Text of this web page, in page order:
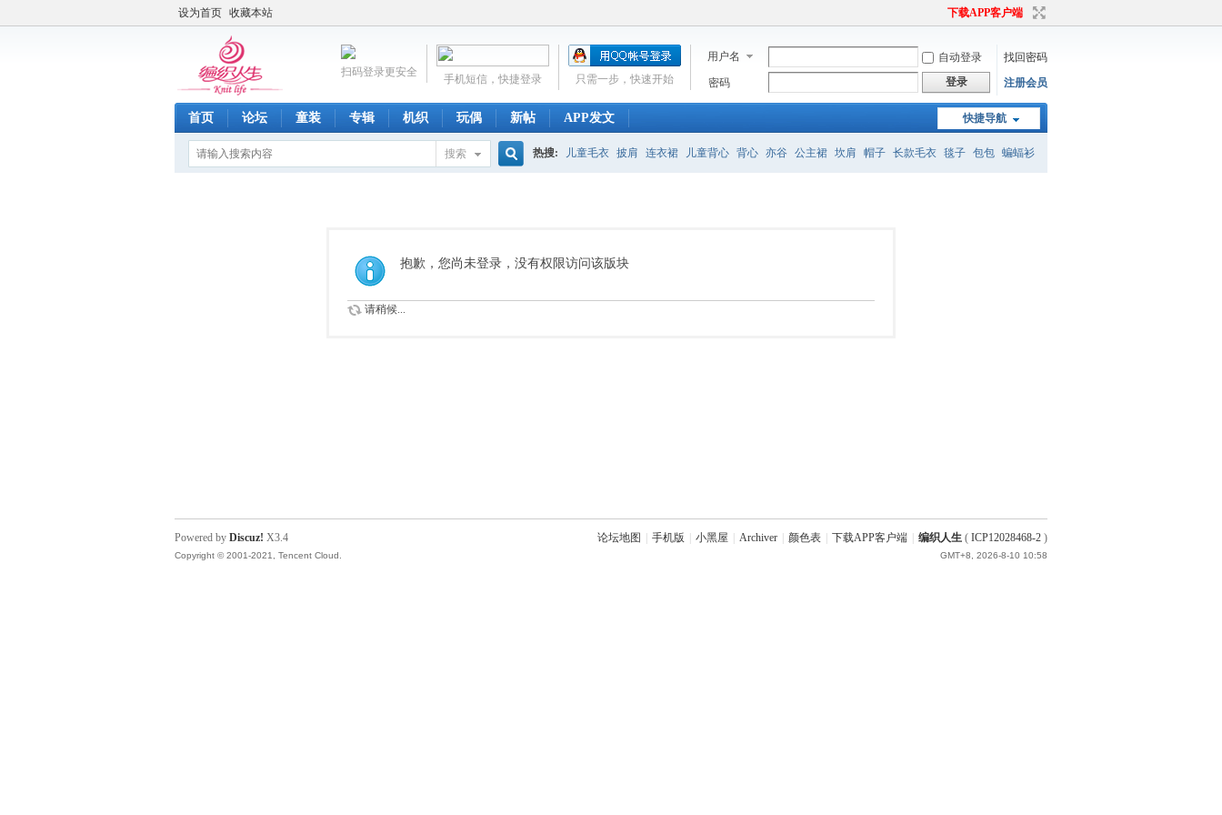
设为首页 收藏本站 下载APP客户端
用户名 自动登录
找回密码
密码
登录 注册会员
只需一步，快速开始
手机短信，快捷登录
扫码登录更安全
快捷导航
首页 论坛 童装 专辑 机织 玩偶 新帖 APP发文
搜索
索
热搜: 儿童毛衣 披肩 连衣裙 儿童背心 背心 亦谷 公主裙 坎肩 帽子 长款毛衣 毯子 包包 蝙蝠衫
抱歉，您尚未登录，没有权限访问该版块
请稍候...
论坛地图 手机版 小黑屋 Archiver 颜色表 下载APP客户端 编织人生 ( ICP12028468-2 )
GMT+8, 2026-8-10 10:58
Powered by Discuz! X3.4
Copyright © 2001-2021, Tencent Cloud.